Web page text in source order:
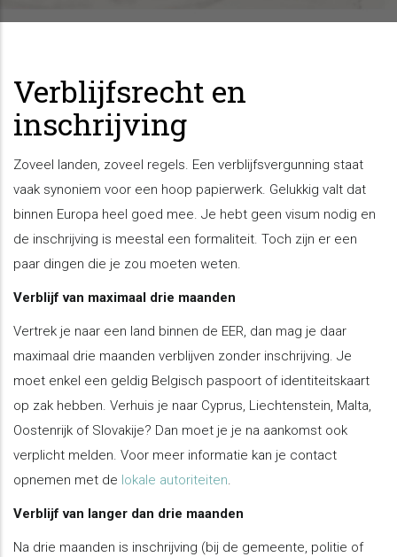
Verblijfsrecht en
inschrijving
Zoveel landen, zoveel regels. Een verblijfsvergunning staat
vaak synoniem voor een hoop papierwerk. Gelukkig valt dat
binnen Europa heel goed mee. Je hebt geen visum nodig en
de inschrijving is meestal een formaliteit. Toch zijn er een
paar dingen die je zou moeten weten.
Verblijf van maximaal drie maanden
Vertrek je naar een land binnen de EER, dan mag je daar
maximaal drie maanden verblijven zonder inschrijving. Je
moet enkel een geldig Belgisch paspoort of identiteitskaart
op zak hebben. Verhuis je naar Cyprus, Liechtenstein, Malta,
Oostenrijk of Slovakije? Dan moet je je na aankomst ook
verplicht melden. Voor meer informatie kan je contact
opnemen met de lokale autoriteiten.
Verblijf van langer dan drie maanden
Na drie maanden is inschrijving (bij de gemeente, politie of